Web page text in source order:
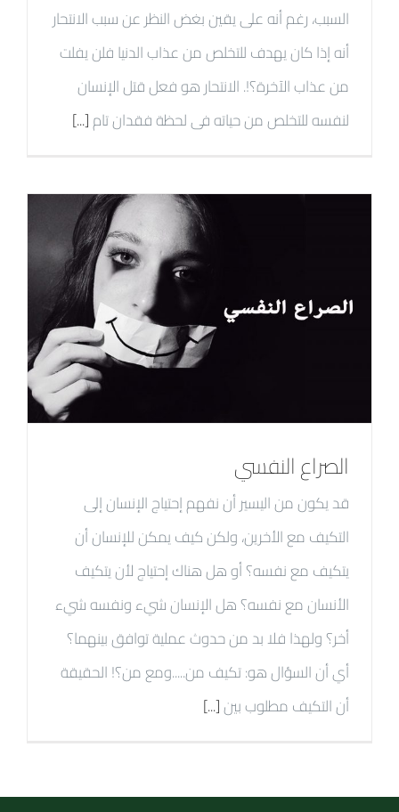
السبب، رغم أنه على يقين بغض النظر عن سبب الانتحار
أنه إذا كان يهدف للتخلص من عذاب الدنيا فلن يفلت
من عذاب الآخرة؟!. الانتحار هو فعل قتل الإنسان
لنفسه للتخلص من حياته فى لحظة فقدان تام[...]
الصراع النفسي
قد يكون من اليسير أن نفهم إحتياج الإنسان إلى
التكيف مع الأخرين، ولكن كيف يمكن للإنسان أن
يتكيف مع نفسه؟ أو هل هناك إحتياج لأن يتكيف
الأنسان مع نفسه؟ هل الإنسان شيء ونفسه شيء
أخر؟ ولهذا فلا بد من حدوث عملية توافق بينهما؟
أي أن السؤال هو: تكيف من.....ومع من؟! الحقيقة
أن التكيف مطلوب بين[...]